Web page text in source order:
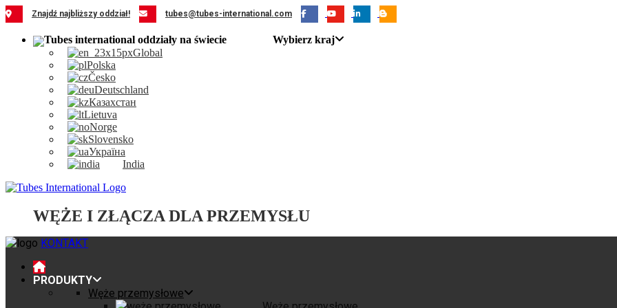
Przejdź
do
zawartości
Znajdź najbliższy oddział! tubes@tubes-international.com
Wybierz kraj
Global
Polska
Česko
Deutschland
Казахстан
Lietuva
Norge
Slovensko
Україна
India
WĘŻE I ZŁĄCZA DLA PRZEMYSŁU
KONTAKT
PRODUKTY
Węże przemysłowe